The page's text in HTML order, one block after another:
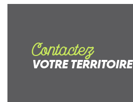
Contactez
VOTRE TERRITOIRE